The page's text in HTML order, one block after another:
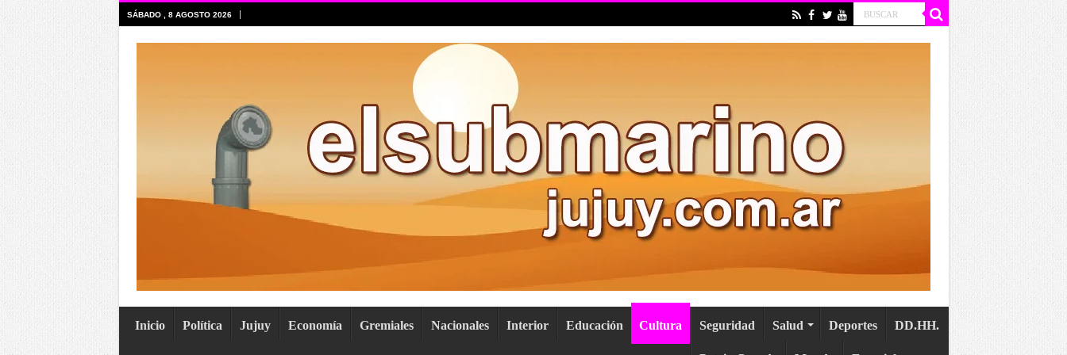
SÁBADO , 8 AGOSTO 2026
Inicio Política Jujuy Economía Gremiales Nacionales Interior Educación Cultura Seguridad Salud Deportes DD.HH.